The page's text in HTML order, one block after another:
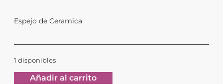
Espejo de Ceramica
1 disponibles
Añadir al carrito